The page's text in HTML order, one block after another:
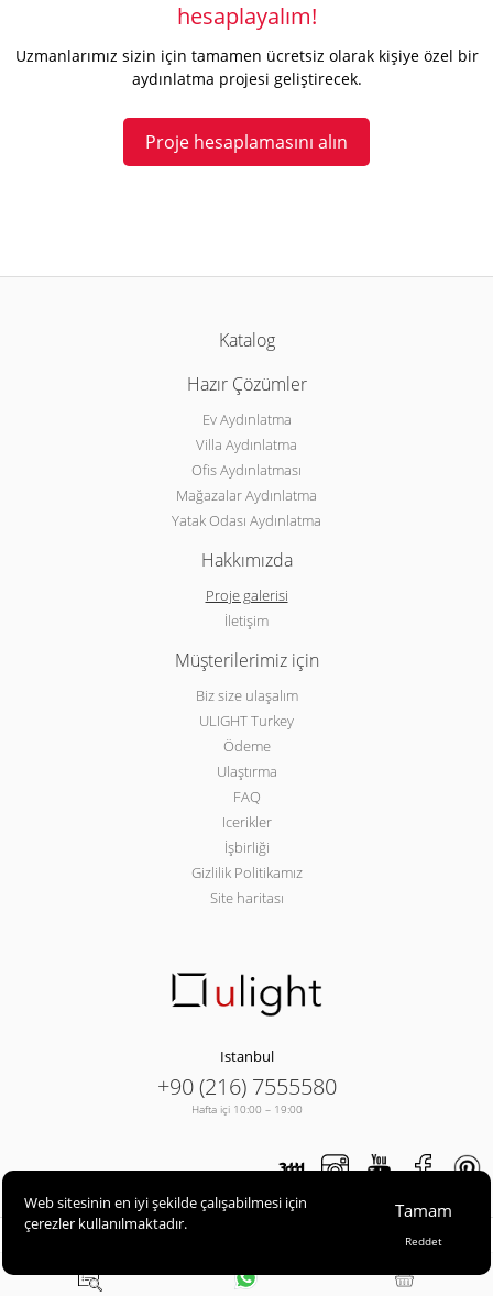
hesaplayalım!
Uzmanlarımız sizin için tamamen ücretsiz olarak kişiye özel bir
aydınlatma projesi geliştirecek.
Proje hesaplamasını alın
Katalog
Hazır Çözümler
Ev Aydınlatma
Villa Aydınlatma
Ofis Aydınlatması
Mağazalar Aydınlatma
Yatak Odası Aydınlatma
Hakkımızda
Proje galerisi
İletişim
Müşterilerimiz için
Biz size ulaşalım
ULIGHT Turkey
Ödeme
Ulaştırma
FAQ
Icerikler
İşbirliği
Gizlilik Politikamız
Site haritası
Istanbul
+90 (216) 7555580
Hafta içi 10:00 – 19:00
Web sitesinin en iyi şekilde çalışabilmesi için
çerezler kullanılmaktadır.
Tamam
Reddet